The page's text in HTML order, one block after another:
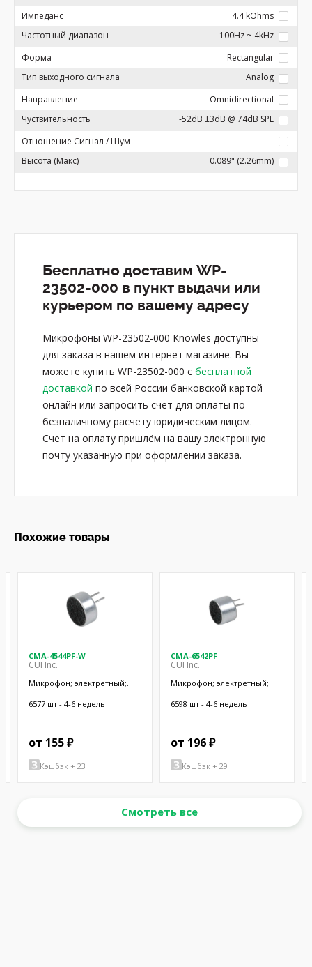
Импеданс
4.4 kOhms
Частотный диапазон
100Hz ~ 4kHz
Форма
Rectangular
Тип выходного сигнала
Analog
Направление
Omnidirectional
Чуствительность
-52dB ±3dB @ 74dB SPL
Отношение Сигнал / Шум
-
Высота (Макс)
0.089" (2.26mm)
Бесплатно доставим WP-
23502-000 в пункт выдачи или
курьером по вашему адресу
Микрофоны WP-23502-000 Knowles доступны
для заказа в нашем интернет магазине. Вы
можете купить WP-23502-000 с бесплатной
доставкой по всей России банковской картой
онлайн или запросить счет для оплаты по
безналичному расчету юридическим лицом.
Счет на оплату пришлём на вашу электронную
почту указанную при оформлении заказа.
Похожие товары
CMA-4544PF-W
CUI Inc.
Микрофон; электретный;
Ø9,7x4,5мм; SMT
6577 шт - 4-6 недель
от 155 ₽
Кэшбэк + 23
CMA-6542PF
CUI Inc.
Микрофон; электретный;
Ø9,4x6,5мм; SMT
6598 шт - 4-6 недель
от 196 ₽
Кэшбэк + 29
Смотреть все